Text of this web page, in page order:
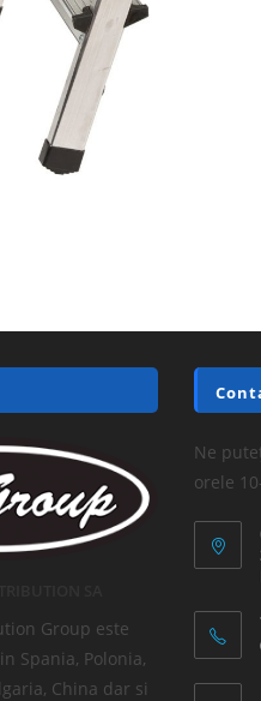
Group este
Spania, Polonia,
China dar si
Ne
orele